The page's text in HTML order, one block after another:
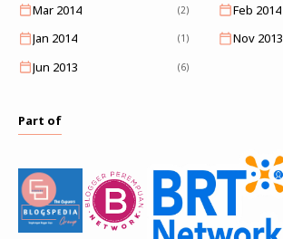
Mar 2014 (2) Feb 2014
Jan 2014 (1) Nov 2013
Jun 2013 (6)
Part of